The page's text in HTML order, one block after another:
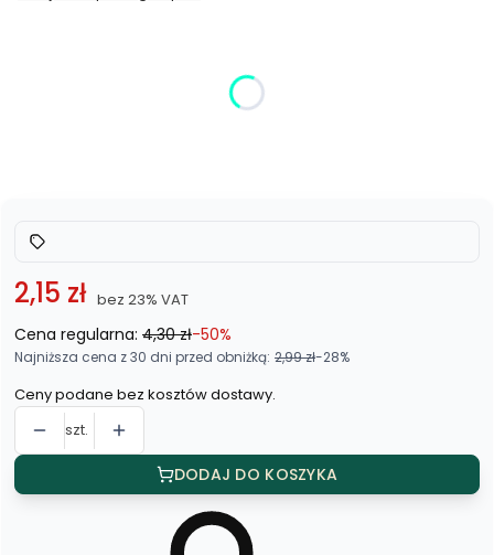
2,15 zł bez 23% VAT
Cena regularna: 4,30 zł-50%
Najniższa cena z 30 dni przed obniżką: 2,99 zł-28%
Ceny podane bez kosztów dostawy.
szt.
DODAJ DO KOSZYKA